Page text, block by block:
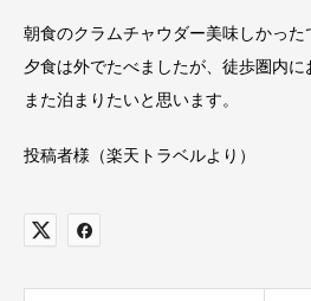
朝食のクラムチャウダー美味しかった
夕食は外でたべましたが、徒歩圏内に
また泊まりたいと思います。
投稿者様（楽天トラベルより）